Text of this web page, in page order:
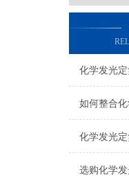
化学发光定